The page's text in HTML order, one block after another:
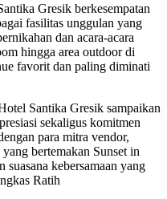
Gresik berkesempatan
fasilitas unggulan yang
dan acara-acara
hingga area outdoor di
favorit dan paling diminati
Santika Gresik sampaikan
sekaligus komitmen
para mitra vendor,
bertemakan Sunset in
kebersamaan yang
Ratih